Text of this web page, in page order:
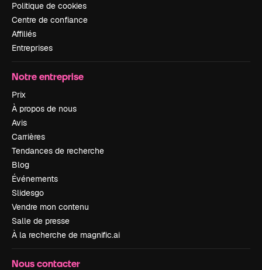
Politique de cookies
Centre de confiance
Affiliés
Entreprises
Notre entreprise
Prix
À propos de nous
Avis
Carrières
Tendances de recherche
Blog
Événements
Slidesgo
Vendre mon contenu
Salle de presse
À la recherche de magnific.ai
Nous contacter